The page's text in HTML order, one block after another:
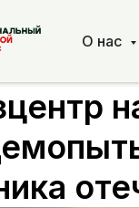
О нас